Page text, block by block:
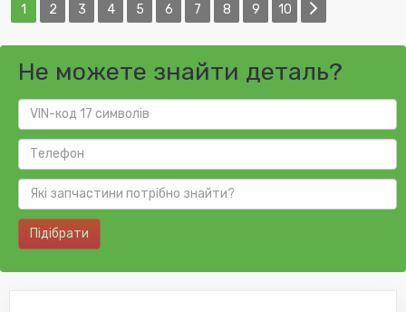
1 2 3 4 5 6 7 8 9 10
Не можете знайти деталь?
Підібрати